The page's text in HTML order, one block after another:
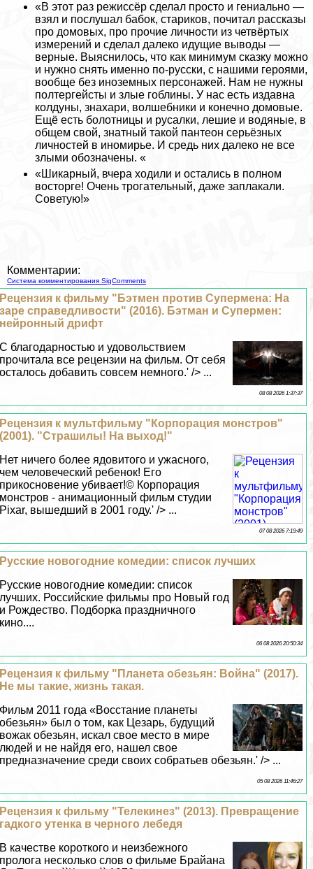
«В этот раз режиссёр сделал просто и гениально —
взял и послушал бабок, стариков, почитал рассказы
про домовых, про прочие личности из четвёртых
измерений и сделал далеко идущие выводы —
верные. Выяснилось, что как минимум сказку можно
и нужно снять именно по-русски, с нашими героями,
вообще без иноземных персонажей. Нам не нужны
полтергeйсты и злые гоблины. У нас есть издавна
колдуны, знахари, волшебники и конечно домовые.
Ещё есть болотницы и русалки, лешие и водяные, в
общем свой, знатный такой пантеон серьёзных
личностей в иномирье. И средь них далеко не все
злыми обозначены. «
«Шикарный, вчера ходили и остались в полном
восторге! Очень трогательный, даже заплакали.
Советую!»
Комментарии:
Система комментирования SigComments
Рецензия к фильму "Бэтмен против Супермена: На
заре справедливости" (2016). Бэтман и Супермен:
нейронный дрифт
С благодарностью и удовольствием
прочитала все рецензии на фильм. От себя
осталось добавить совсем немного.' /> ...
08 08 2026 1:37:37
Рецензия к мультфильму "Корпорация монстров"
(2001). "Страшилы! На выход!"
Нет ничего более ядовитого и ужасного,
чем человеческий ребенок! Его
прикосновение убивает!© Корпорация
монстров - анимационный фильм студии
Pixar, вышедший в 2001 году.' /> ...
07 08 2026 7:19:49
Русские новогодние комедии: список лучших
Русские новогодние комедии: список
лучших. Российские фильмы про Новый год
и Рождество. Подборка праздничного
кино....
06 08 2026 20:50:34
Рецензия к фильму "Планета обезьян: Война" (2017).
Не мы такие, жизнь такая.
Фильм 2011 года «Восстание планеты
обезьян» был о том, как Цезарь, будущий
вожак обезьян, искал свое место в мире
людей и не найдя его, нашел свое
предназначение среди своих собратьев обезьян.' /> ...
05 08 2026 11:46:27
Рецензия к фильму "Телекинез" (2013). Превращение
гадкого утенка в черного лебедя
В качестве короткого и неизбежного
пролога несколько слов о фильме Брайана